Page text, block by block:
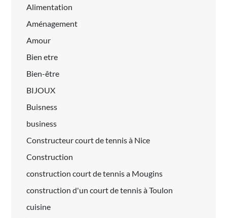
Alimentation
Aménagement
Amour
Bien etre
Bien-être
BIJOUX
Buisness
business
Constructeur court de tennis à Nice
Construction
construction court de tennis a Mougins
construction d'un court de tennis à Toulon
cuisine